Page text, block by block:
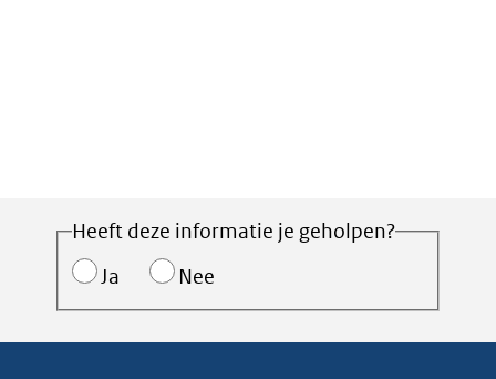
Heeft deze informatie je geholpen?
Ja
Nee